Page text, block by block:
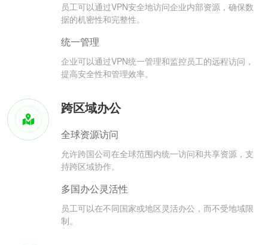
员工可以通过VPN安全地访问企业内部资源，确保数
据的机密性和完整性。
统一管理
企业可以通过VPN统一管理和监控员工的远程访问，
提高安全性和管理效率。
跨区域办公
全球资源访问
允许跨国公司在全球范围内统一访问和共享资源，支
持跨区域协作。
多国办公灵活性
员工可以在不同国家或地区灵活办公，而不受地域限
制。